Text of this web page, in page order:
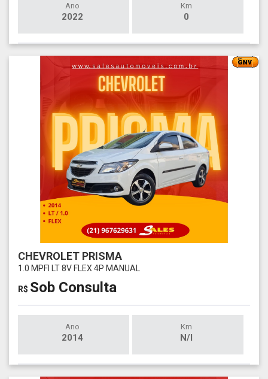
Ano
2022
Km
0
CHEVROLET PRISMA
1.0 MPFI LT 8V FLEX 4P MANUAL
R$ Sob Consulta
Ano
2014
Km
N/I